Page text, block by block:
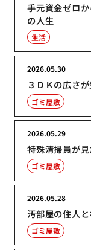
手元資金ゼロ
の人生
生活
３ＤＫの広さ
2026.05.30
ゴミ屋敷
特殊清掃員が
2026.05.29
ゴミ屋敷
汚部屋の住人
2026.05.28
ゴミ屋敷